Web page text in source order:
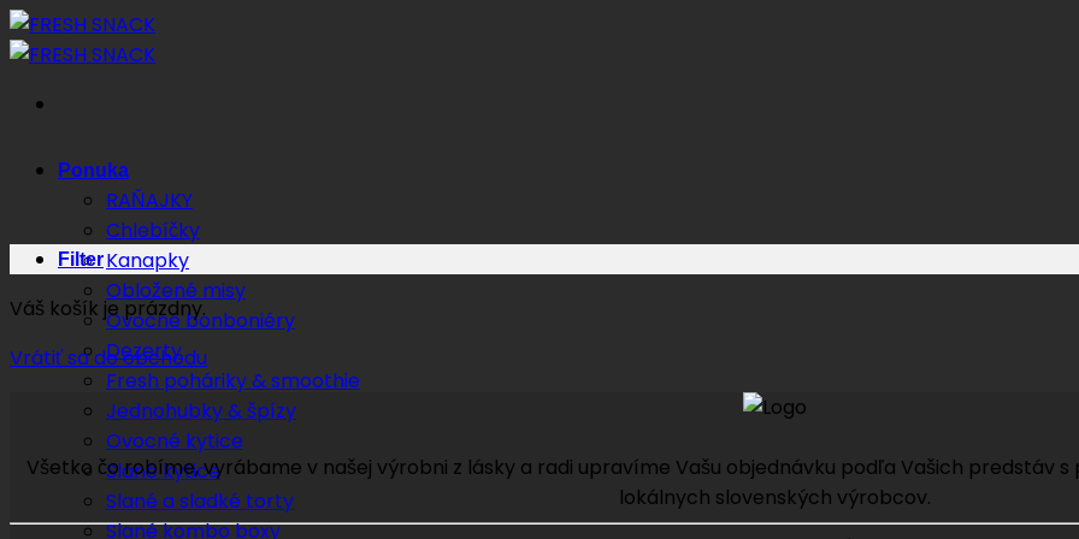
Preskočiť
na
Ponuka
RAŇAJKY
Chlebíčky
Kanapky
Obložené misy
Ovocné bonboniéry
Dezerty
Fresh poháriky & smoothie
Jednohubky & špízy
Ovocné kytice
Slané kytice
Slané a sladké torty
Slané kombo boxy
Filter
Váš košík je prázdny.
Vrátiť sa do obchodu
Všetko čo robíme, vyrábame v našej výrobni z lásky a radi upravíme Vašu objednávku podľa Vašich predstáv
lokálnych slovenských výrobcov.